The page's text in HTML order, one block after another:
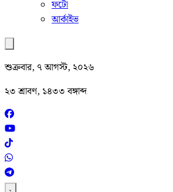
ফটো
আর্কাইভ
শুক্রবার, ৭ আগস্ট, ২০২৬
২৩ শ্রাবণ, ১৪৩৩ বঙ্গাব্দ